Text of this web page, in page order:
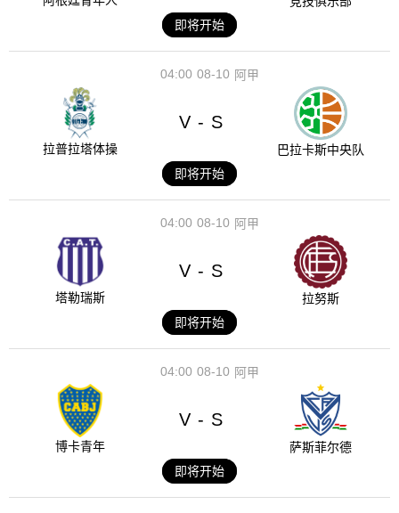
即将开始
08-10
04:00 阿甲
拉普拉塔体操
V - S
巴拉卡斯中央队
即将开始
08-10
04:00 阿甲
塔勒瑞斯
V - S
拉努斯
即将开始
08-10
04:00 阿甲
博卡青年
V - S
萨斯菲尔德
即将开始